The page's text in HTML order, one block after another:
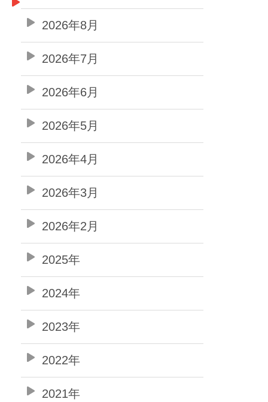
2026年8月
2026年7月
2026年6月
2026年5月
2026年4月
2026年3月
2026年2月
2025年
2024年
2023年
2022年
2021年